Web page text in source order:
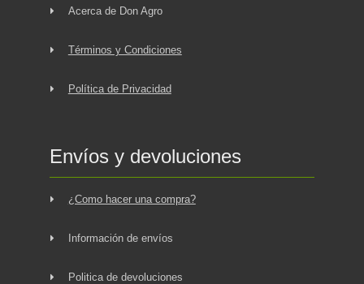
Acerca de Don Agro
Términos y Condiciones
Política de Privacidad
Envíos y devoluciones
¿Como hacer una compra?
Información de envíos
Politica de devoluciones